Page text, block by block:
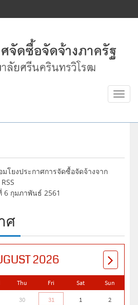
Toggle
โยงประกาศการจัดซื้อจัดจ้างจาก
6 กุมภาพันธ์ 2561
ศ
2026
Thu Fri Sat Sun
30 31 1 2